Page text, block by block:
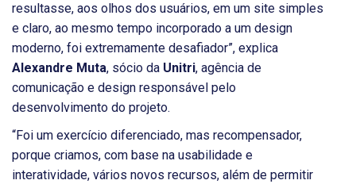
resultasse, aos olhos dos usuários, em um site simples
e claro, ao mesmo tempo incorporado a um design
moderno, foi extremamente desafiador”, explica
Alexandre Muta, sócio da Unitri, agência de
comunicação e design responsável pelo
desenvolvimento do projeto.
“Foi um exercício diferenciado, mas recompensador,
porque criamos, com base na usabilidade e
interatividade, vários novos recursos, além de permitir